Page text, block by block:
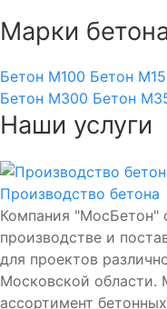
Марки
Бетон М100 Бетон
Бетон М300 Бетон
Наши услуги
Производство бетона
Компания "МосБетон"
производстве и
для проектов
Московской
ассортимент